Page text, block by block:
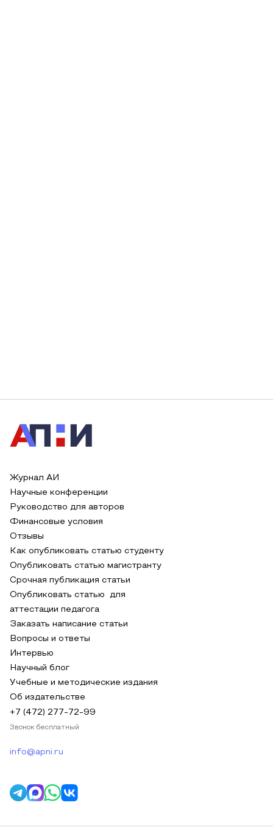
Журнал АИ
Научные конференции
Руководство для авторов
Финансовые условия
Отзывы
Как опубликовать статью студенту
Опубликовать статью магистранту
Срочная публикация статьи
Опубликовать статью для
аттестации педагога
Заказать написание статьи
Вопросы и ответы
Интервью
Научный блог
Учебные и методические издания
Об издательстве
+7 (472) 277-72-99
Звонок бесплатный
info@apni.ru